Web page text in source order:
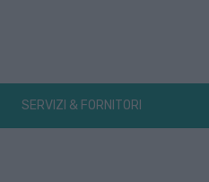
SERVIZI & FORNITORI